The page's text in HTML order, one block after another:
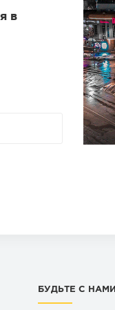
в
БУДЬТЕ С НАМИ